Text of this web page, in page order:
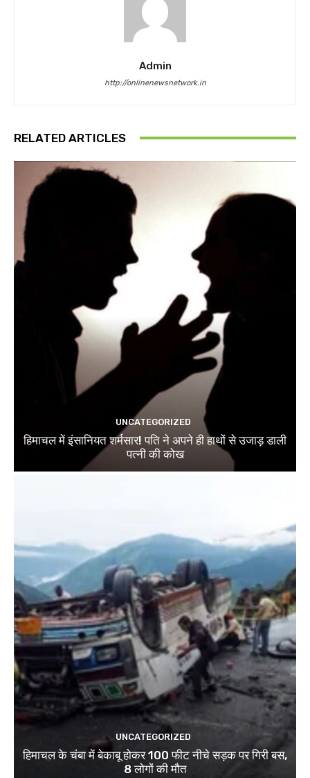
Admin
http://onlinenewsnetwork.in
RELATED ARTICLES
UNCATEGORIZED
हिमाचल में इंसानियत शर्मसार! पति ने अपने ही हाथों से उजाड़ डाली
पत्नी की कोख
UNCATEGORIZED
हिमाचल के चंबा में बेकाबू होकर 100 फीट नीचे सड़क पर गिरी बस,
8 लोगों की मौत